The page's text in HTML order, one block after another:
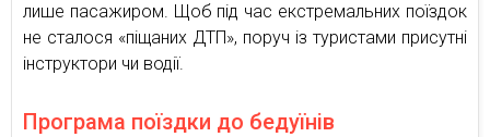
лише пасажиром. Щоб під час екстремальних поїздок
не сталося «піщаних ДТП», поруч із туристами присутні
інструктори чи водії.
Програма поїздки до бедуїнів